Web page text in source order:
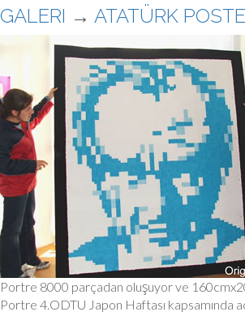
GALERI → ATATÜRK
Portre 8000 parçadan oluşuyor ve
Portre 4.ODTU Japon Haftası kapsamında